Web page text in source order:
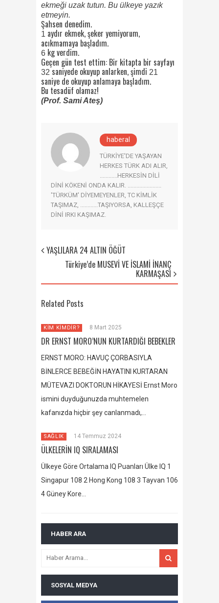
ekmeği uzak tutun. Bu ülkeye yazık
etmeyin.
Şahsen denedim.
1 aydır ekmek, şeker yemiyorum,
acıkmamaya başladım.
6 kg verdim.
Geçen gün test ettim: Bir kitapta bir sayfayı
32saniyede okuyup anlarken, şimdi 21
saniye de okuyup anlamaya başladım.
Bu tesadüf olamaz!
(Prof. Sami Ateş)
haberal
TÜRKİYE'DE YAŞAYAN
HERKES TÜRK ADI ALIR,
............HERKESİN DİLİ
DİNİ KÖKENİ ONDA KALIR. .......................
'TÜRKÜM' DİYEMEYENLER, TC KİMLİK
TAŞIMAZ, ............TAŞIYORSA, KALLEŞÇE
DİNİ IRKI KAŞIMAZ.
YAŞLILARA 24 ALTIN ÖĞÜT
Türkiye’de MUSEVİ VE İSLAMİ İNANÇ
KARMAŞASI
Related Posts
KİM KİMDİR? 8 Mart 2025
DR ERNST MORO’NUN KURTARDIĞI BEBEKLER
ERNST MORO: HAVUÇ ÇORBASIYLA
BİNLERCE BEBEĞİN HAYATINI KURTARAN
MÜTEVAZI DOKTORUN HİKAYESİ Ernst Moro
ismini duyduğunuzda muhtemelen
kafanızda hiçbir şey canlanmadı,…
SAĞLIK 14 Temmuz 2024
ÜLKELERİN IQ SIRALAMASI
Ülkeye Göre Ortalama IQ Puanları Ülke IQ 1
Singapur 108 2 Hong Kong 108 3 Tayvan 106
4 Güney Kore…
HABER ARA
SOSYAL MEDYA